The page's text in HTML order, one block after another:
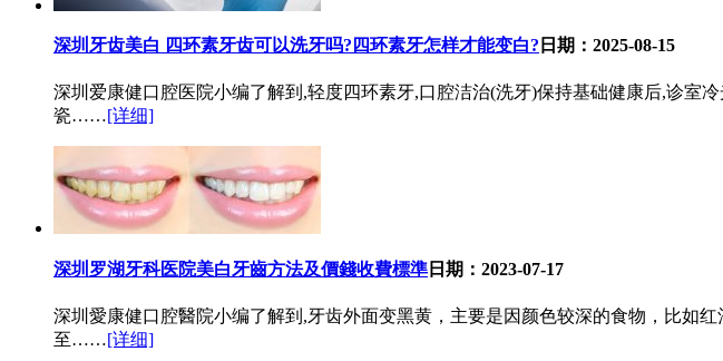
深圳牙齿美白 四环素牙齿可以洗牙吗?四环素牙怎样才能变白? 日期：2025-08-15
深圳爱康健口腔医院小编了解到,轻度四环素牙,口腔洁治(洗牙)保持基础健康后,诊室
瓷……[详细]
深圳罗湖牙科医院美白牙齒方法及價錢收費標準 日期：2023-07-17
深圳愛康健口腔醫院小编了解到,牙齿外面变黑黄，主要是因颜色较深的食物，比如
至……[详细]